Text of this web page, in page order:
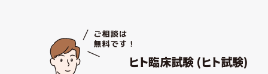
ヒト臨床試験 (ヒト試験)